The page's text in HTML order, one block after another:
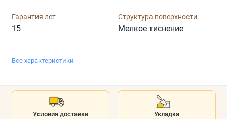
Гарантия лет
15
Структура поверхности
Мелкое тиснение
Все характеристики
Условия доставки Укладка